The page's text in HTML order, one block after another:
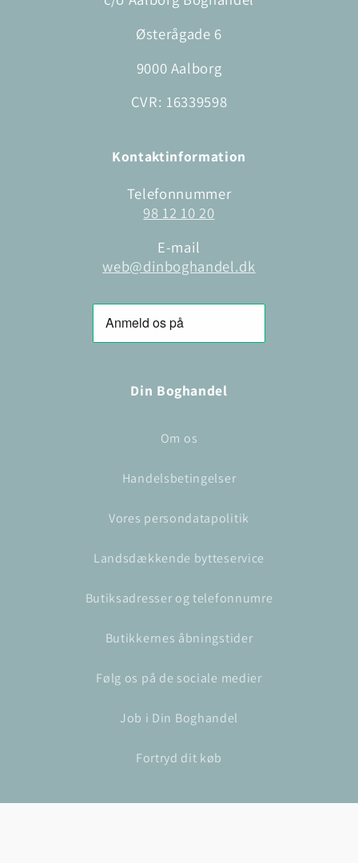
Østerågade 6
9000 Aalborg
CVR: 16339598
Kontaktinformation
Telefonnummer
98 12 10 20
E-mail
web@dinboghandel.dk
Din Boghandel
Om os
Handelsbetingelser
Vores persondatapolitik
Landsdækkende bytteservice
Butiksadresser og telefonnumre
Butikkernes åbningstider
Følg os på de sociale medier
Job i Din Boghandel
Fortryd dit køb